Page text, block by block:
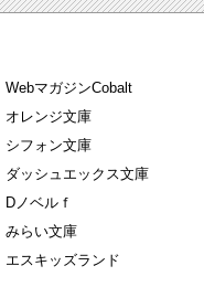
WebマガジンCobalt
オレンジ文庫
シフォン文庫
ダッシュエックス文庫
Dノベルｆ
みらい文庫
エスキッズランド